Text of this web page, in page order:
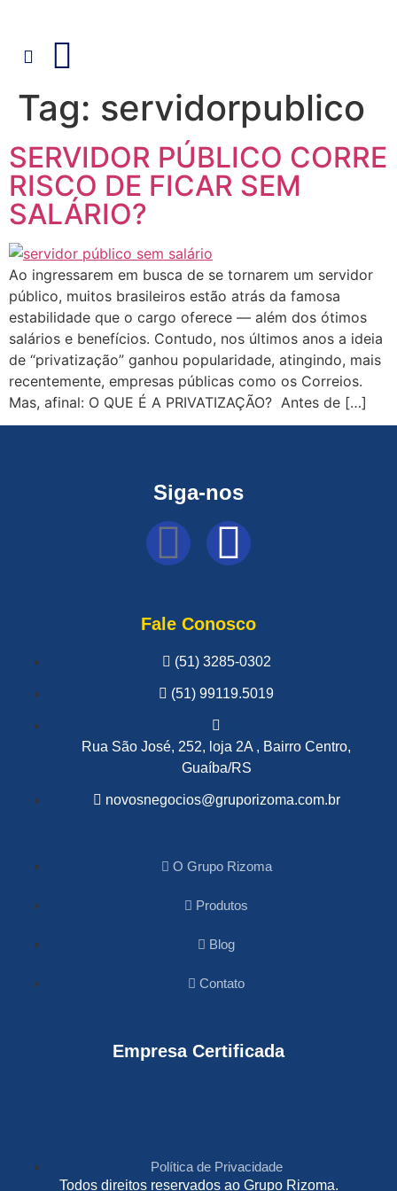
Tag: servidorpublico
SERVIDOR PÚBLICO CORRE
RISCO DE FICAR SEM
SALÁRIO?
Ao ingressarem em busca de se tornarem um servidor
público, muitos brasileiros estão atrás da famosa
estabilidade que o cargo oferece — além dos ótimos
salários e benefícios. Contudo, nos últimos anos a ideia
de “privatização” ganhou popularidade, atingindo, mais
recentemente, empresas públicas como os Correios.
Mas, afinal: O QUE É A PRIVATIZAÇÃO? Antes de […]
Siga-nos
Fale Conosco
(51) 3285-0302
(51) 99119.5019
Rua São José, 252, loja 2A , Bairro Centro,
Guaíba/RS
novosnegocios@gruporizoma.com.br
O Grupo Rizoma
Produtos
Blog
Contato
Empresa Certificada
Política de Privacidade
Todos direitos reservados ao Grupo Rizoma.